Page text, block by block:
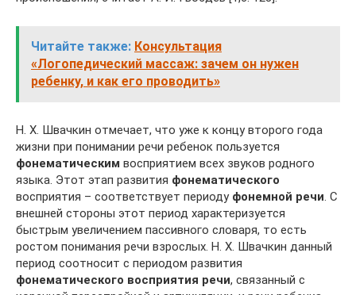
Читайте также: Консультация
«Логопедический массаж: зачем он нужен
ребенку, и как его проводить»
Н. Х. Швачкин отмечает, что уже к концу второго года
жизни при понимании речи ребенок пользуется
фонематическим восприятием всех звуков родного
языка. Этот этап развития фонематического
восприятия – соответствует периоду фонемной речи. С
внешней стороны этот период характеризуется
быстрым увеличением пассивного словаря, то есть
ростом понимания речи взрослых. Н. Х. Швачкин данный
период соотносит с периодом развития
фонематического восприятия речи, связанный с